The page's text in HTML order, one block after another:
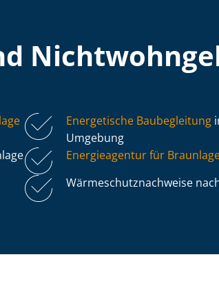
Energetische Baubegleitung
Umgebung
Energieagentur für
Wär­me­schutz­nach­wei­se